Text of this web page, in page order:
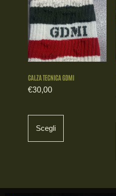
CALZA TECNICA GDMI
€30,00
Scegli